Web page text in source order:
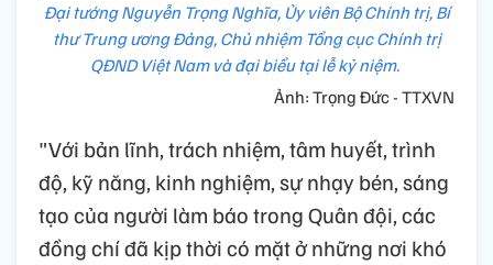
Đại tướng Nguyễn Trọng Nghĩa, Ủy viên Bộ Chính trị, Bí
thư Trung ương Đảng, Chủ nhiệm Tổng cục Chính trị
QĐND Việt Nam và đại biểu tại lễ kỷ niệm.
Ảnh: Trọng Đức - TTXVN
"Với bản lĩnh, trách nhiệm, tâm huyết, trình
độ, kỹ năng, kinh nghiệm, sự nhạy bén, sáng
tạo của người làm báo trong Quân đội, các
đồng chí đã kịp thời có mặt ở những nơi khó